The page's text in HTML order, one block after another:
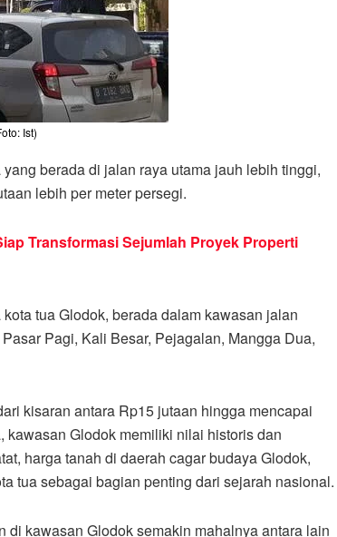
Ist)
berada di jalan raya utama jauh lebih tinggi,
lebih per meter persegi.
Transformasi Sejumlah Proyek Properti
tua Glodok, berada dalam kawasan jalan
Pagi, Kali Besar, Pejagalan, Mangga Dua,
kisaran antara Rp15 jutaan hingga mencapai
Glodok memiliki nilai historis dan
harga tanah di daerah cagar budaya Glodok,
tua sebagai bagian penting dari sejarah nasional.
kawasan Glodok semakin mahalnya antara lain